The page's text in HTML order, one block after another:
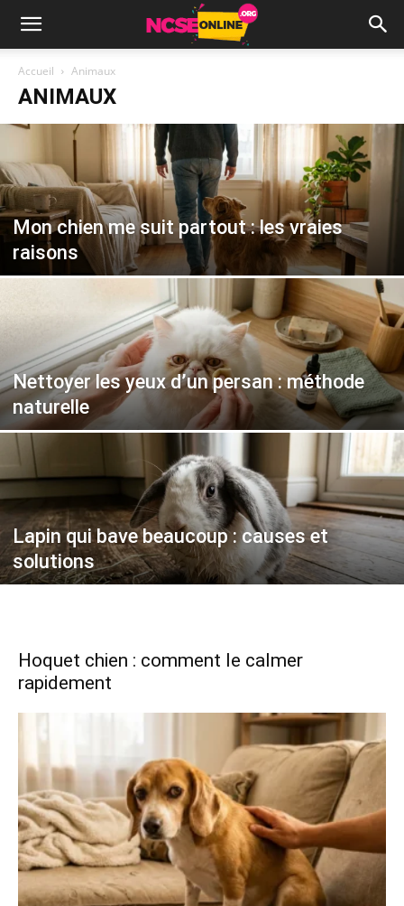
Accueil Animaux
ANIMAUX
Mon chien me suit partout : les vraies
raisons
Nettoyer les yeux d’un persan : méthode
naturelle
Lapin qui bave beaucoup : causes et
solutions
Hoquet chien : comment le calmer
rapidement